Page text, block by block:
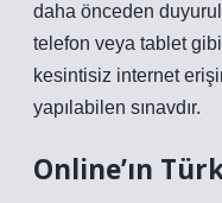
daha önceden
telefon veya tablet
kesintisiz internet
yapılabilen sınavdır.
Online’ın